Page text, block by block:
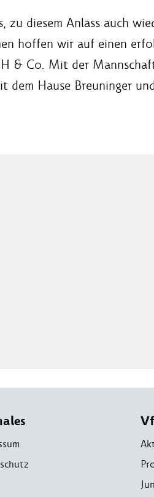
diesem Anlass auch
hoffen wir auf einen
& Co. Mit der
Hause Breuninger